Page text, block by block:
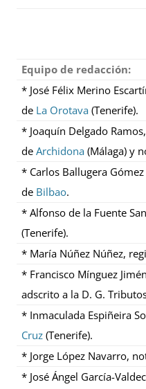
Equipo de redacción:
* José Félix Merino
de La Orotava (Tenerife).
* Joaquín Delgado
deArchidona (Málaga) y
* Carlos Ballugera
de Bilbao.
* Alfonso de la Fuente
(Tenerife).
* María Núñez Núñez,
* Francisco Mínguez
adscrito a la D. G.
* Inmaculada Espiñeira
Cruz (Tenerife).
* Jorge López Navarro,
* José Ángel García-